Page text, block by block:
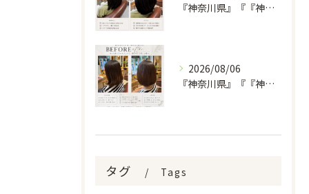
『神奈川県』『『神奈川県』『綾瀬市』『海老名市』『美容室』
2026/08/06
『神奈川県』『『神奈川県』『綾瀬市』『海老名市』『美容室』
タグ Tags